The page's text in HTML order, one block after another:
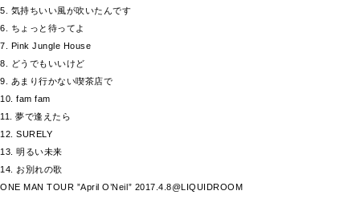
5. 気持ちいい風が吹いたんです
6. ちょっと待ってよ
7. Pink Jungle House
8. どうでもいいけど
9. あまり行かない喫茶店で
10. fam fam
11. 夢で逢えたら
12. SURELY
13. 明るい未来
14. お別れの歌
ONE MAN TOUR ”April O’Neil” 2017.4.8@LIQUIDROOM